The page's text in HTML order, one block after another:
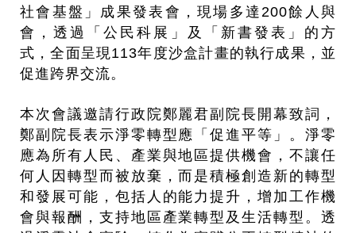
社會基盤」成果發表會，現場多達200餘人與
會，透過「公民科展」及「新書發表」的方
式，全面呈現113年度沙盒計畫的執行成果，並
促進跨界交流。
本次會議邀請行政院鄭麗君副院長開幕致詞，
鄭副院長表示淨零轉型應「促進平等」。淨零
應為所有人民、產業與地區提供機會，不讓任
何人因轉型而被放棄，而是積極創造新的轉型
和發展可能，包括人的能力提升，增加工作機
會與報酬，支持地區產業轉型及生活轉型。透